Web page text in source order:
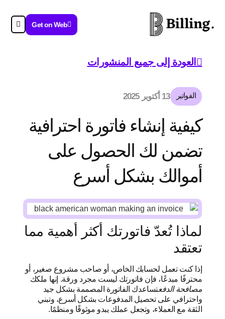
Get on Web
العودة إلى جميع المنشورات
الفواتير 13 أكتوبر 2025
كيفية إنشاء فاتورة احترافية
تضمن لك الحصول على
أموالك بشكل أسرع
لماذا تُعدّ فاتورتك أكثر أهمية مما
تعتقد
إذا كنت تعمل لحسابك الخاص، أو صاحب مشروع صغير، أو
محترفًا مبدعًا، فإن فاتورتك ليست مجرد ورقة. إنها ملكك
مصافحة الدفعتساعدك الفاتورة المصممة بشكل جيد
واحترافي على تحصيل المدفوعات بشكل أسرع، وتبني
الثقة مع العملاء، وتجعل عملك يبدو موثوقًا ومنظمًا.